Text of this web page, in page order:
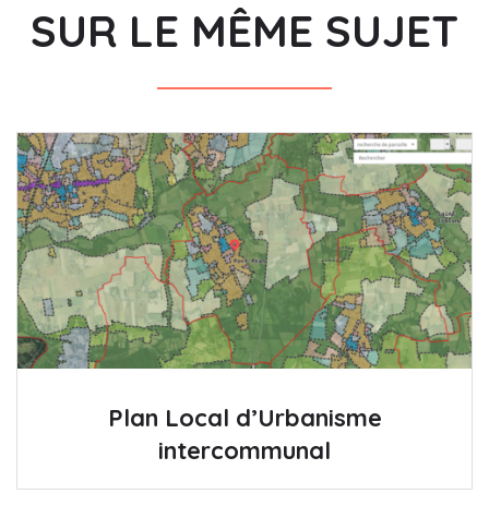
SUR LE MÊME SUJET
Plan Local d’Urbanisme
intercommunal